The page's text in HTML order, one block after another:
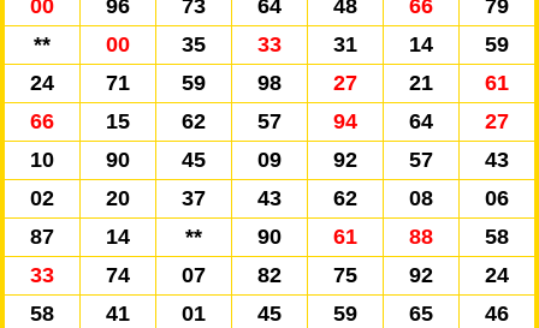
00
96 73 64 48 66
79
**
00 35 33 31 14
59
24
71 59 98 27 21
61
66
15 62 57 94 64
27
10
90 45 09 92 57
43
02
20 37 43 62 08
06
87
14 ** 90 61 88
58
33
74 07 82 75 92
24
58
41 01 45 59 65
46